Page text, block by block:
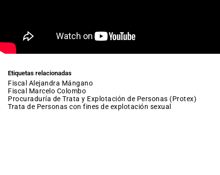
Etiquetas relacionadas
fiscal Alejandra Mángano
fiscal Marcelo Colombo
Procuraduría de Trata y Explotación de Personas (Protex)
Trata de Personas con fines de explotación sexual